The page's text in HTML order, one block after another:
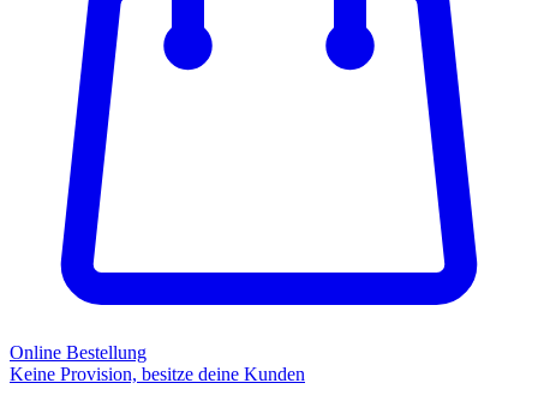
Online Bestellung
Keine Provision, besitze deine Kunden